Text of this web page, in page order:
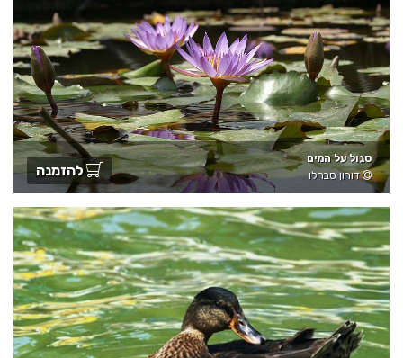
סגול על המים
דורון סברלו
להזמנה